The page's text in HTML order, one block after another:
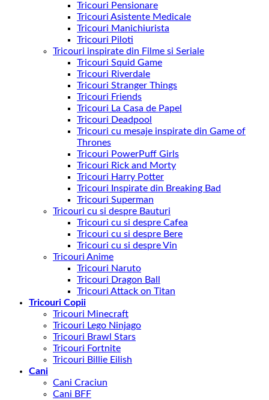
Tricouri Pensionare
Tricouri Asistente Medicale
Tricouri Manichiurista
Tricouri Piloti
Tricouri inspirate din Filme si Seriale
Tricouri Squid Game
Tricouri Riverdale
Tricouri Stranger Things
Tricouri Friends
Tricouri La Casa de Papel
Tricouri Deadpool
Tricouri cu mesaje inspirate din Game of
Thrones
Tricouri PowerPuff Girls
Tricouri Rick and Morty
Tricouri Harry Potter
Tricouri Inspirate din Breaking Bad
Tricouri Superman
Tricouri cu si despre Bauturi
Tricouri cu si despre Cafea
Tricouri cu si despre Bere
Tricouri cu si despre Vin
Tricouri Anime
Tricouri Naruto
Tricouri Dragon Ball
Tricouri Attack on Titan
Tricouri Copii
Tricouri Minecraft
Tricouri Lego Ninjago
Tricouri Brawl Stars
Tricouri Fortnite
Tricouri Billie Eilish
Cani
Cani Craciun
Cani BFF